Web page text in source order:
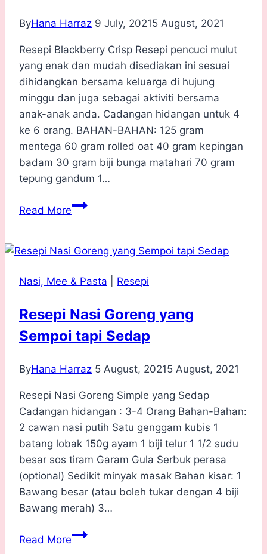
ByHana Harraz 9 July, 20215 August, 2021
Resepi Blackberry Crisp Resepi pencuci mulut
yang enak dan mudah disediakan ini sesuai
dihidangkan bersama keluarga di hujung
minggu dan juga sebagai aktiviti bersama
anak-anak anda. Cadangan hidangan untuk 4
ke 6 orang. BAHAN-BAHAN: 125 gram
mentega 60 gram rolled oat 40 gram kepingan
badam 30 gram biji bunga matahari 70 gram
tepung gandum 1…
Read MoreResepi
ala
Lawson
Nasi, Mee & Pasta Resepi
Resepi Nasi Goreng yang
Sempoi tapi Sedap
ByHana Harraz 5 August, 20215 August, 2021
Resepi Nasi Goreng Simple yang Sedap
Cadangan hidangan : 3-4 Orang Bahan-Bahan:
2 cawan nasi putih Satu genggam kubis 1
batang lobak 150g ayam 1 biji telur 1 1/2 sudu
besar sos tiram Garam Gula Serbuk perasa
(optional) Sedikit minyak masak Bahan kisar: 1
Bawang besar (atau boleh tukar dengan 4 biji
Bawang merah) 3…
Read MoreResepi